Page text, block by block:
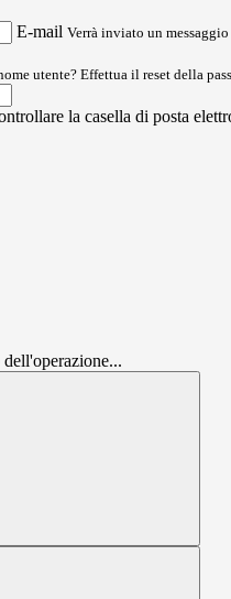
E-mail Verrà inviato un
utente? Effettua il reset della
la casella di posta